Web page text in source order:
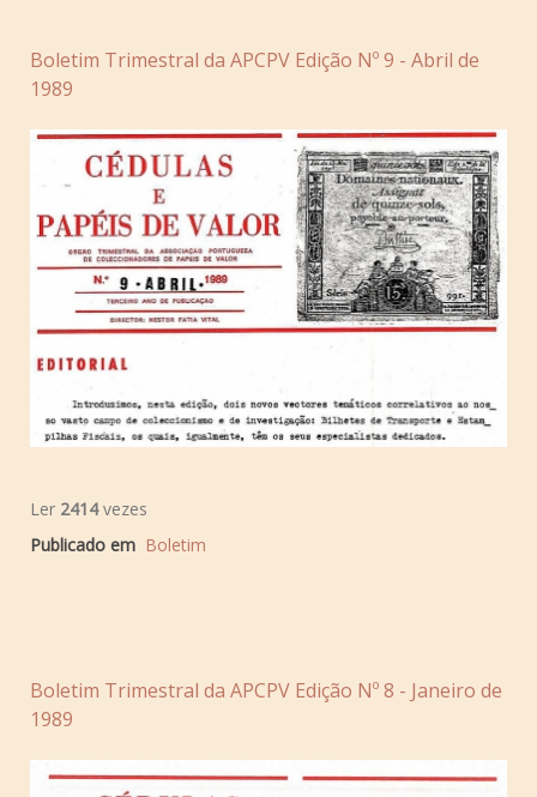
Boletim Trimestral da APCPV Edição Nº 9 - Abril de
1989
Ler 2414vezes
Publicado em Boletim
Boletim Trimestral da APCPV Edição Nº 8 - Janeiro de
1989